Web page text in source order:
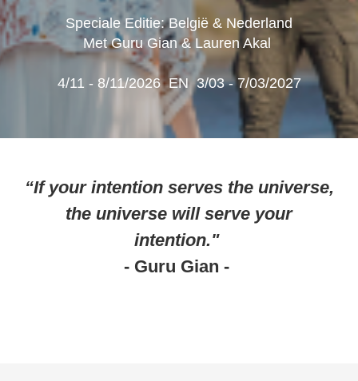
Speciale Editie: België & Nederland
Met Guru Gian & Lauren Akal
4/11 - 8/11/2026 EN 3/03 - 7/03/2027
“If your intention serves the universe,
the universe will serve your
intention."
- Guru Gian -